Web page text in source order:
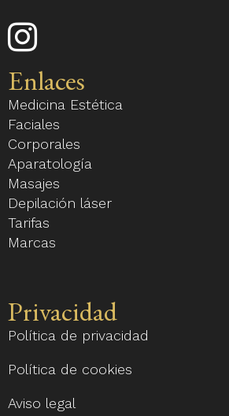
Enlace
a
nuestro
perfil
de
Instagram
Enlaces
Medicina Estética
Faciales
Corporales
Aparatología
Masajes
Depilación láser
Tarifas
Marcas
Privacidad
Política de privacidad
Política de cookies
Aviso legal